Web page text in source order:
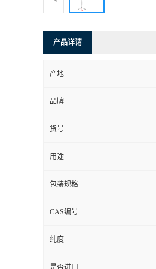
产品详请
产地
品牌
货号
用途
包装规格
CAS编号
纯度
是否进口